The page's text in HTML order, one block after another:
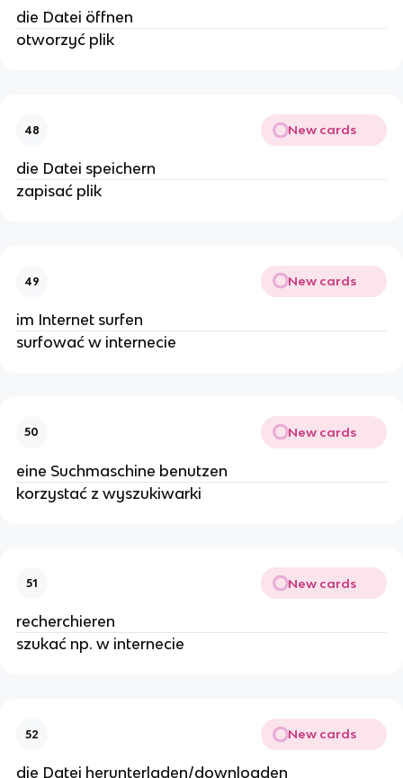
die Datei öffnen
otworzyć plik
48 New cards
die Datei speichern
zapisać plik
49 New cards
im Internet surfen
surfować w internecie
50 New cards
eine Suchmaschine benutzen
korzystać z wyszukiwarki
51 New cards
recherchieren
szukać np. w internecie
52 New cards
die Datei herunterladen/downloaden